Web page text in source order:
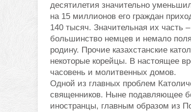
десятилетия значительно
на 15 миллионов его граждан
140 тысяч. Значительная их часть
большинство немцев и немало
родину. Прочие казахстанские
некоторые корейцы. В настоящее
часовень и молитвенных домов.
Одной из главных проблем
священников. Ныне подавляющее
иностранцы, главным образом из